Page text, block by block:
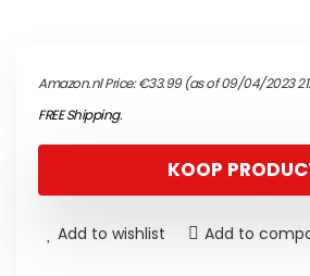
Amazon.nl Price:€33.99(as of 09/04/2023
FREE Shipping.
KOOP
Add to wishlist Add to